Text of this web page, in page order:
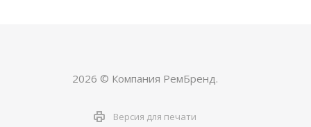
2026 © Компания РемБренд.
Версия для печати